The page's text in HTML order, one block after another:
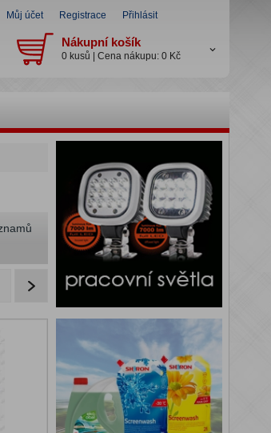
Můj účet Registrace Přihlásit
Nákupní košík
0 kusů | Cena nákupu: 0 Kč